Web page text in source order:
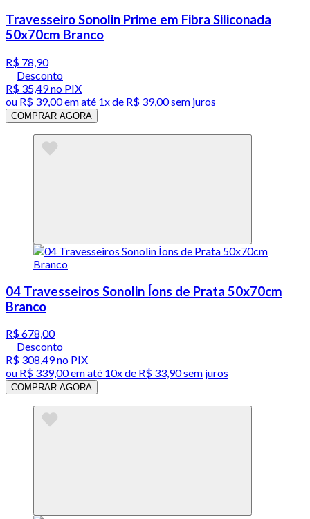
Travesseiro Sonolin Prime em Fibra Siliconada
50x70cm Branco
R$ 78,90
Desconto
R$ 35,49no PIX
ou R$ 39,00em até 1x de R$ 39,00sem juros
COMPRAR AGORA
04 Travesseiros Sonolin Íons de Prata 50x70cm
Branco
R$ 678,00
Desconto
R$ 308,49no PIX
ou R$ 339,00em até 10x de R$ 33,90 sem juros
COMPRAR AGORA